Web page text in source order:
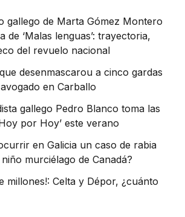
gallego de Marta Gómez Montero
de ‘Malas lenguas’: trayectoria,
del revuelo nacional
desenmascarou a cinco gardas
en Carballo
gallego Pedro Blanco toma las
por Hoy’ este verano
en Galicia un caso de rabia
murciélago de Canadá?
millones!: Celta y Dépor, ¿cuánto